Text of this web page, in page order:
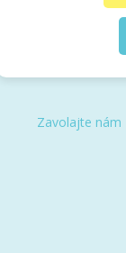
Zavolajte nám